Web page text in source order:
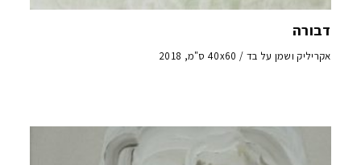
דבורה
אקריליק ושמן על בד / 40x60 ס"מ, 2018